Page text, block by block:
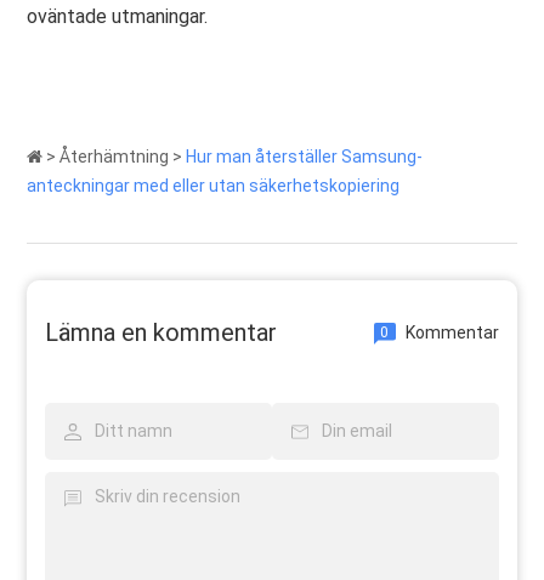
oväntade utmaningar.
>Återhämtning > Hur man återställer Samsung-
anteckningar med eller utan säkerhetskopiering
Lämna en kommentar 0 Kommentar